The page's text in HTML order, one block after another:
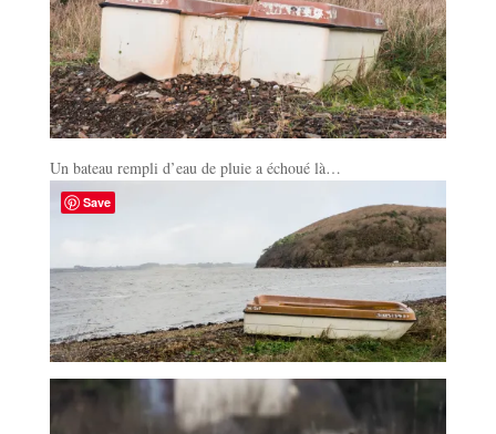
Un bateau rempli d’eau de pluie a échoué là…
Save